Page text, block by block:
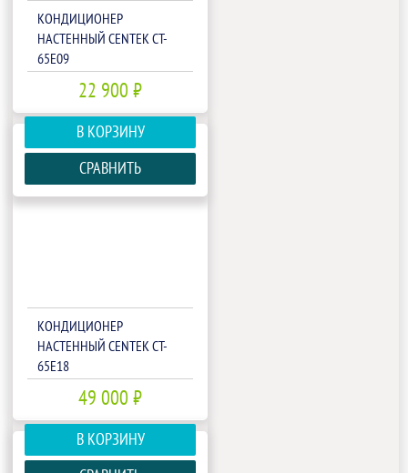
КОНДИЦИОНЕР
НАСТЕННЫЙ CENTEK CT-
65E09
22 900 ₽
В КОРЗИНУ
СРАВНИТЬ
КОНДИЦИОНЕР
НАСТЕННЫЙ CENTEK CT-
65E18
49 000 ₽
В КОРЗИНУ